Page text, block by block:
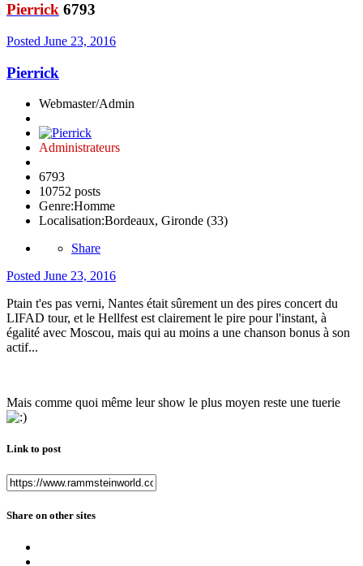
Pierrick 6793
Posted June 23, 2016
Pierrick
Webmaster/Admin
Administrateurs
6793
10752 posts
Genre:Homme
Localisation:Bordeaux, Gironde (33)
Share
Posted June 23, 2016
Ptain t'es pas verni, Nantes était sûrement un des pires concert du
LIFAD tour, et le Hellfest est clairement le pire pour l'instant, à
égalité avec Moscou, mais qui au moins a une chanson bonus à son
actif...
Mais comme quoi même leur show le plus moyen reste une tuerie
Link to post
Share on other sites